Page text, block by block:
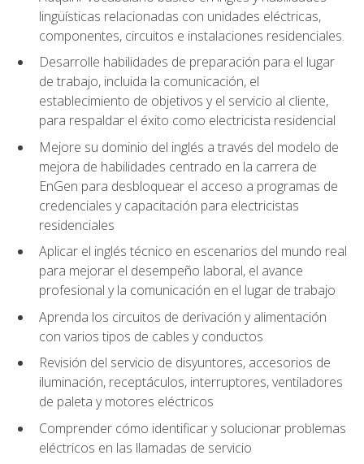
lingüísticas relacionadas con unidades eléctricas,
componentes, circuitos e instalaciones residenciales.
Desarrolle habilidades de preparación para el lugar
de trabajo, incluida la comunicación, el
establecimiento de objetivos y el servicio al cliente,
para respaldar el éxito como electricista residencial
Mejore su dominio del inglés a través del modelo de
mejora de habilidades centrado en la carrera de
EnGen para desbloquear el acceso a programas de
credenciales y capacitación para electricistas
residenciales
Aplicar el inglés técnico en escenarios del mundo real
para mejorar el desempeño laboral, el avance
profesional y la comunicación en el lugar de trabajo
Aprenda los circuitos de derivación y alimentación
con varios tipos de cables y conductos
Revisión del servicio de disyuntores, accesorios de
iluminación, receptáculos, interruptores, ventiladores
de paleta y motores eléctricos
Comprender cómo identificar y solucionar problemas
eléctricos en las llamadas de servicio